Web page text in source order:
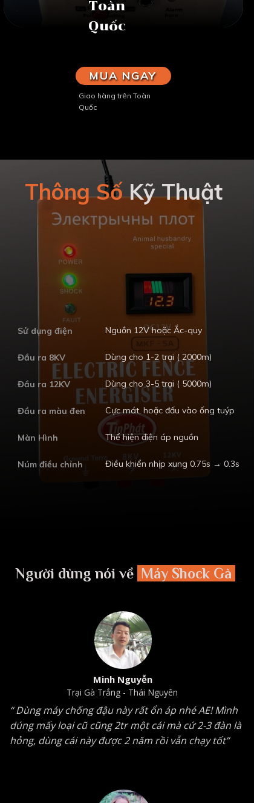
Toàn
Quốc
MUA NGAY
Giao hàng trên Toàn
Quốc
Thông SốKỹ Thuật
Sử dụng điện
Đầu ra 8KV
Đầu ra 12KV
Đầu ra màu đen
Màn Hình
Núm điều chỉnh
Nguồn 12V hoặc Ắc-quy
Dùng cho 1-2 trại ( 2000m)
Dùng cho 3-5 trại ( 5000m)
Cực mát, hoặc đấu vào ống tuýp
Thể hiện điện áp nguồn
Điều khiển nhịp xung 0.75s → 0.3s
Người dùng nói về Máy Shock Gà
“ Dùng máy chống đậu này rất ổn áp nhé AE! Mình
dúng mấy loại cũ cũng 2tr một cái mà cứ 2-3 đàn là
hỏng, dùng cái này được 2 năm rồi vẫn chạy tốt”
Minh Nguyễn
Trại Gà Trắng - Thái Nguyên